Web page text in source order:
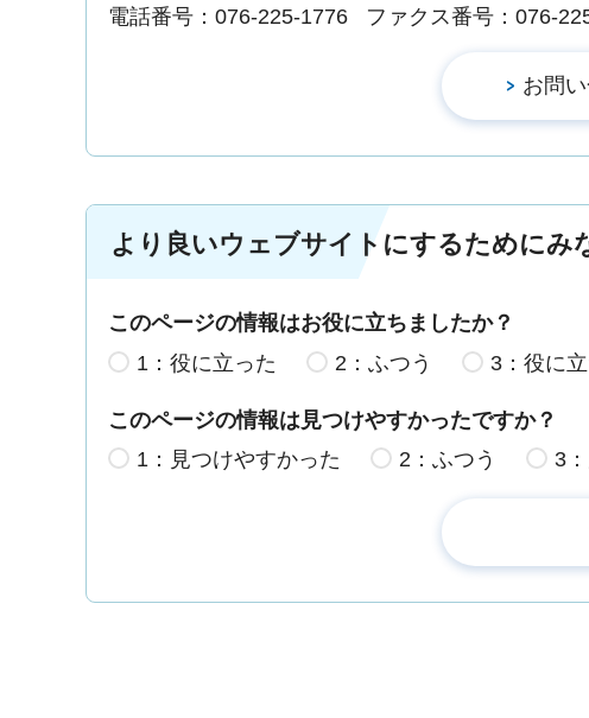
電話番号：076-225-1776
ファクス番号：076-
より良いウェブサイトにするためにみ
このページの情報はお役に立ちましたか？
1：役に立った
2：ふつう 3：役に
このページの情報は見つけやすかったですか？
1：見つけやすかった
2：ふつう 3